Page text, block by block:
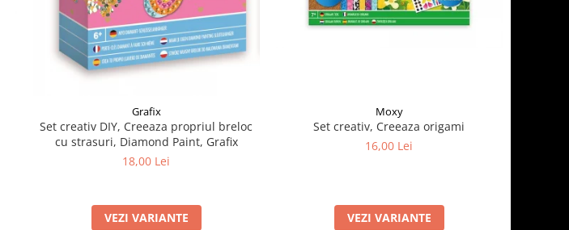
Grafix
Set creativ DIY, Creeaza propriul breloc
cu strasuri, Diamond Paint, Grafix
18,00 Lei
VEZI VARIANTE
Moxy
Set creativ, Creeaza origami
16,00 Lei
VEZI VARIANTE